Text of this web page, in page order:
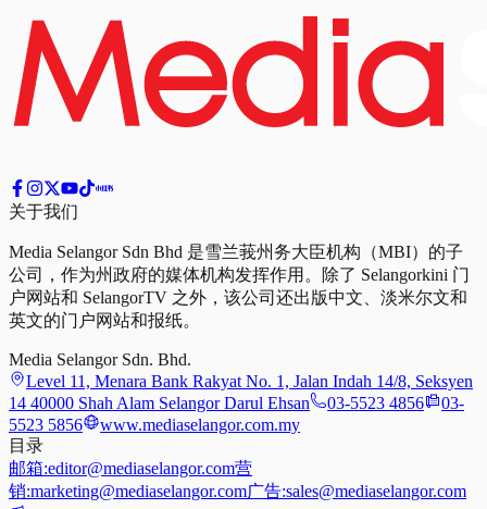
关于我们
Media Selangor Sdn Bhd 是雪兰莪州务大臣机构（MBI）的子
公司，作为州政府的媒体机构发挥作用。除了 Selangorkini 门
户网站和 SelangorTV 之外，该公司还出版中文、淡米尔文和
英文的门户网站和报纸。
Media Selangor Sdn. Bhd.
Level 11, Menara Bank Rakyat No. 1, Jalan Indah 14/8, Seksyen
14 40000 Shah Alam Selangor Darul Ehsan
03-5523 4856
03-
5523 5856
www.mediaselangor.com.my
目录
邮箱:editor@mediaselangor.com营
销:marketing@mediaselangor.com广告:sales@mediaselangor.com